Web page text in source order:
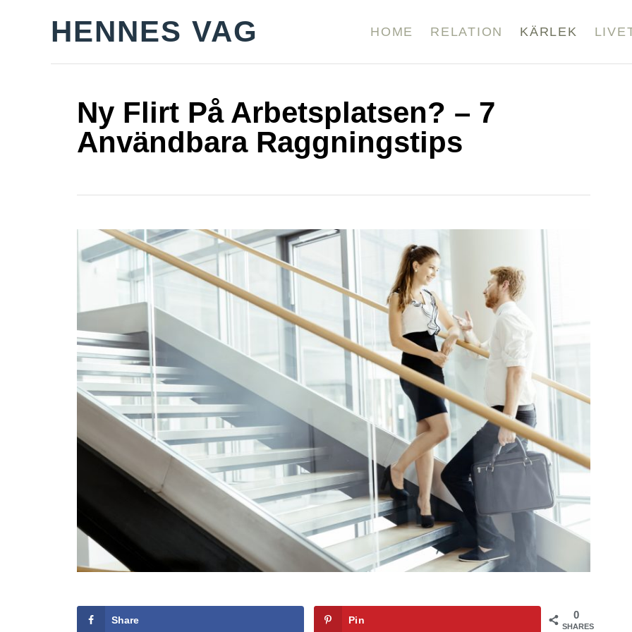
HENNES VAG HOME RELATION KÄRLEK
Ny Flirt På Arbetsplatsen? – 7
Användbara Raggningstips
0
SHARES
Share Pin